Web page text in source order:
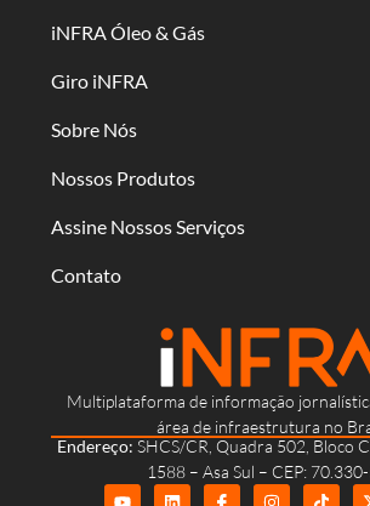
Multiplataforma de informação
área de infraestrutura no
Endereço: SHCS/CR, Quadra 502, Bloco
1588 – Asa Sul – CEP:
iNFRA Óleo & Gás
Giro iNFRA
Sobre Nós
Nossos Produtos
Assine Nossos Serviços
Contato